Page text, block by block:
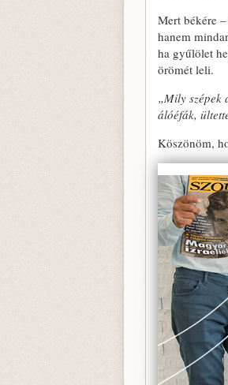
Mert békére
hanem
ha gyűlölet
örömét leli.
„Mily szépek
álóéfák,
Köszönöm,